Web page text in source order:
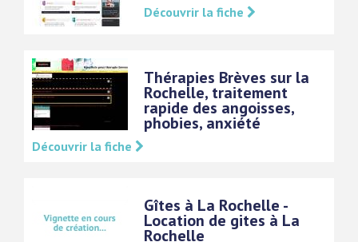
Découvrir la fiche
Thérapies Brèves sur la
Rochelle, traitement
rapide des angoisses,
phobies, anxiété
Découvrir la fiche
Gîtes à La Rochelle -
Location de gites à La
Rochelle